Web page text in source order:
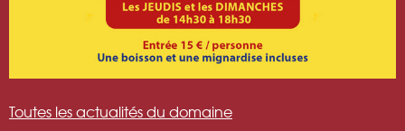
Toutes les actualités du domaine